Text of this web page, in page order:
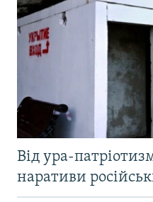
Від ура-
наративи